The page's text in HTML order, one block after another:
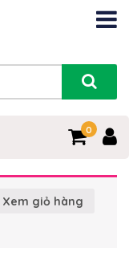
0
Xem giỏ hàng